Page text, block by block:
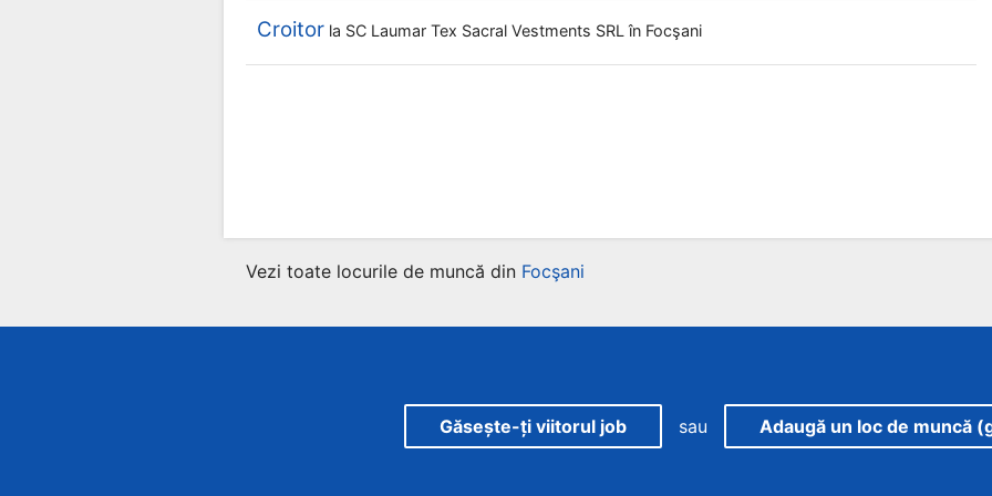
Croitor la SC Laumar Tex Sacral Vestments SRL în Focşani
Vezi toate locurile de muncă din Focşani
Găsește-ți viitorul job sau Adaugă un loc de muncă